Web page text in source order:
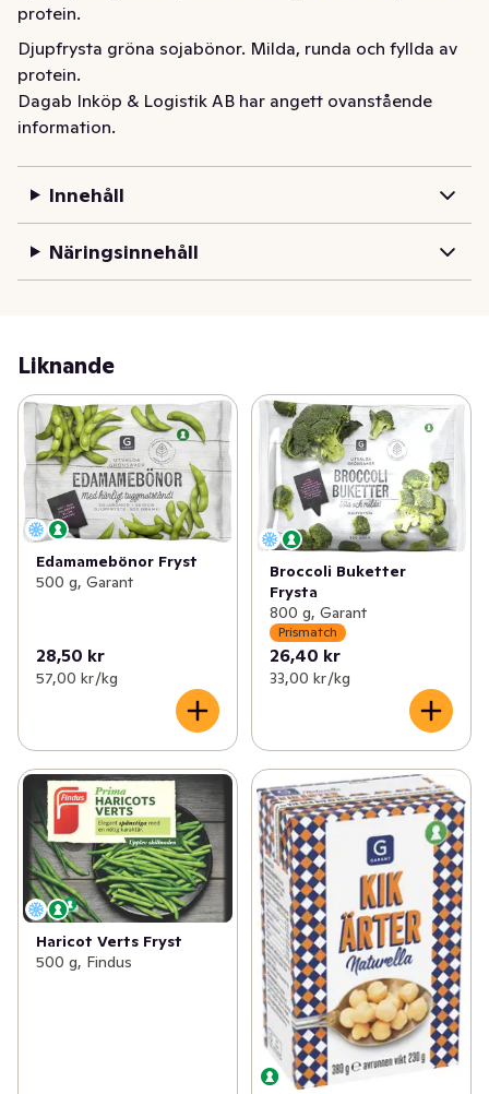
protein.
Djupfrysta gröna sojabönor. Milda, runda och fyllda av
protein.
Dagab Inköp & Logistik AB har angett ovanstående
information.
Innehåll
Näringsinnehåll
Liknande
Edamamebönor Fryst
500 g, Garant
28,50 kr
57,00 kr /kg
Broccoli Buketter
Frysta
800 g, Garant
Prismatch
26,40 kr
33,00 kr /kg
Haricot Verts Fryst
500 g, Findus